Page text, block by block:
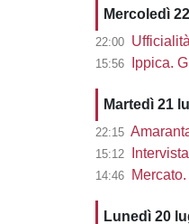
Mercoledì
22:00
15:56 Ippica.
Martedì 21
22:15
15:12
14:46
Lunedì 20